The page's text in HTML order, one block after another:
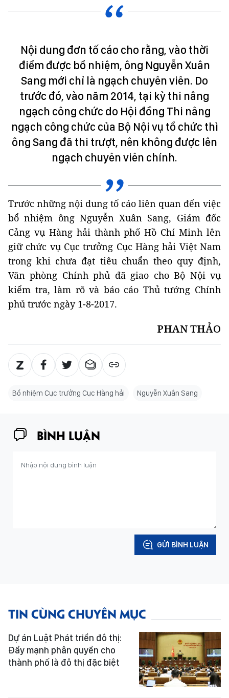
Nội dung đơn tố cáo cho rằng, vào thời
điểm được bổ nhiệm, ông Nguyễn Xuân
Sang mới chỉ là ngạch chuyên viên. Do
trước đó, vào năm 2014, tại kỳ thi nâng
ngạch công chức do Hội đồng Thi nâng
ngạch công chức của Bộ Nội vụ tổ chức thì
ông Sang đã thi trượt, nên không được lên
ngạch chuyên viên chính.
Trước những nội dung tố cáo liên quan đến việc
bổ nhiệm ông Nguyễn Xuân Sang, Giám đốc
Cảng vụ Hàng hải thành phố Hồ Chí Minh lên
giữ chức vụ Cục trưởng Cục Hàng hải Việt Nam
trong khi chưa đạt tiêu chuẩn theo quy định,
Văn phòng Chính phủ đã giao cho Bộ Nội vụ
kiểm tra, làm rõ và báo cáo Thủ tướng Chính
phủ trước ngày 1-8-2017.
PHAN THẢO
Bổ nhiệm Cục trưởng Cục Hàng hải Nguyễn Xuân Sang
BÌNH LUẬN
GỬI BÌNH LUẬN
TIN CÙNG CHUYÊN MỤC
Dự án Luật Phát triển đô thị:
Đẩy mạnh phân quyền cho
thành phố là đô thị đặc biệt